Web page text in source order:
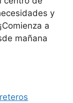
y
a
mañana